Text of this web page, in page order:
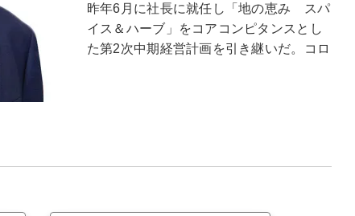
昨年6月に社長に就任し「地の恵み スパ
イス＆ハーブ」をコアコンピタンスとし
た第2次中期経営計画を引き継いだ。コロ